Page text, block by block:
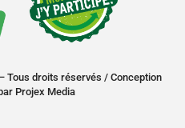
Tous droits réservés / Conception
Projex Media